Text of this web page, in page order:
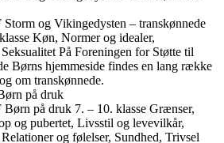
Storm og Vikingedysten – transkønnede
Køn, Normer og idealer,
På Foreningen for Støtte til
Børns hjemmeside findes en lang række
om transkønnede.
på druk
Børn på druk 7. – 10. klasse Grænser,
og pubertet, Livsstil og levevilkår,
og følelser, Sundhed, Trivsel